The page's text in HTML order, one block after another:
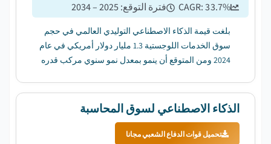
CAGR:33.7% فترة التوقع:
2025 – 2034
بلغت قيمة الذكاء الاصطناعي التوليدي العالمي في حجم
سوق الخدمات اللوجستية 1.3 مليار دولار أمريكي في عام
2024 ومن المتوقع أن ينمو بمعدل نمو سنوي مركب قدره
الذكاء الاصطناعي لسوق المحاسبة
تحميل قوات الدفاع الشعبي مجانا